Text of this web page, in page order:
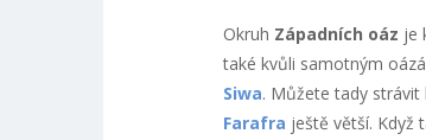
Okruh Západních oáz je
také kvůli samotným
Siwa. Můžete tady strávit
Farafra ještě větší. Když